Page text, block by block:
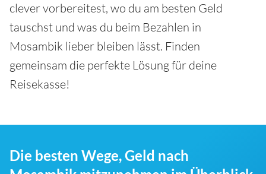
clever vorbereitest, wo du am besten Geld
tauschst und was du beim Bezahlen in
Mosambik lieber bleiben lässt. Finden
gemeinsam die perfekte Lösung für deine
Reisekasse!
Die besten Wege, Geld nach